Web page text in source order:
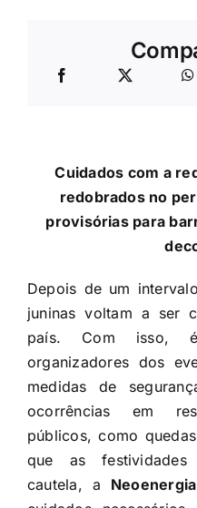
Cuidados com a
redobrados no
provisórias para
Depois de um
juninas voltam a ser
país. Com isso,
organizadores dos
medidas de
ocorrências em
públicos, como
que as festividades
cautela, a